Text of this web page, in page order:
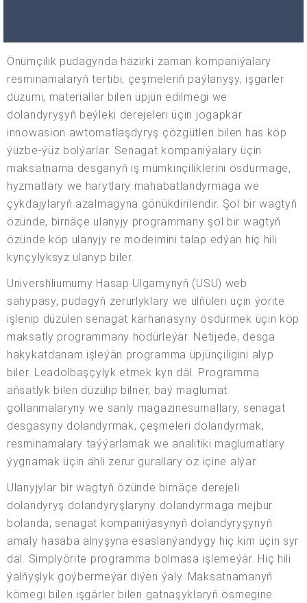
Önümçilik pudagynda häzirki zaman kompaniýalary
resminamalaryň tertibi, çeşmeleriň paýlanyşy, işgärler
düzümi, materiallar bilen üpjün edilmegi we
dolandyryşyň beýleki derejeleri üçin jogapkär
innowasion awtomatlaşdyryş çözgütleri bilen has köp
ýüzbe-ýüz bolýarlar. Senagat kompaniýalary üçin
maksatnama desganyň iş mümkinçiliklerini ösdürmäge,
hyzmatlary we harytlary mahabatlandyrmaga we
çykdajylaryň azalmagyna gönükdirilendir. Şol bir wagtyň
özünde, birnäçe ulanyjy programmany şol bir wagtyň
özünde köp ulanyjy re modeimini talap edýän hiç hili
kynçylyksyz ulanyp biler.
Univershliumumy Hasap Ulgamynyň (USU) web
sahypasy, pudagyň zerurlyklary we ülňüleri üçin ýörite
işlenip düzülen senagat kärhanasyny ösdürmek üçin köp
maksatly programmany hödürleýär. Netijede, desga
hakykatdanam işleýän programma üpjünçiligini alyp
biler. Leadolbaşçylyk etmek kyn däl. Programma
aňsatlyk bilen düzülip bilner, baý maglumat
gollanmalaryny we sanly magazinesurnallary, senagat
desgasyny dolandyrmak, çeşmeleri dolandyrmak,
resminamalary taýýarlamak we analitiki maglumatlary
ýygnamak üçin ähli zerur gurallary öz içine alýar.
Ulanyjylar bir wagtyň özünde birnäçe derejeli
dolandyryş dolandyryşlaryny dolandyrmaga mejbur
bolanda, senagat kompaniýasynyň dolandyryşynyň
amaly hasaba alnyşyna esaslanýandygy hiç kim üçin syr
däl. Simplyörite programma bolmasa işlemeýär. Hiç hili
ýalňyşlyk goýbermeýär diýen ýaly. Maksatnamanyň
kömegi bilen işgärler bilen gatnaşyklaryň ösmegine